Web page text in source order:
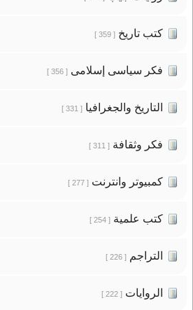
كتب تاريخ[ 359 ]
فكر سياسى إسلامى[ 356 ]
التاريخ والجغرافيا[ 331 ]
فكر وثقافة[ 311 ]
كمبيوتر وانترنت[ 277 ]
كتب علمية[ 254 ]
التراجم[ 226 ]
الروايات[ 222 ]